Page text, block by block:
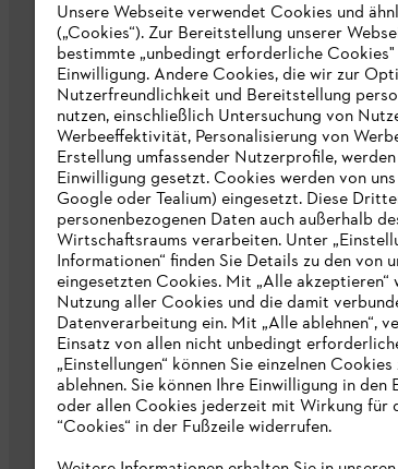
STIHL Markenshop
Nachhaltigkeit
STIHL
Informationen für
Erklärung zur
Produktpiraterie
Fakten zu STIHL
Allgemeine
Unsere Webseite verwendet Cookies und
(„Cookies“). Zur Bereitstellung unserer
bestimmte „unbedingt erforderliche Cookies"
Einwilligung. Andere Cookies, die wir zur
Nutzerfreundlichkeit und Bereitstellung
nutzen, einschließlich Untersuchung von
Werbeeffektivität, Personalisierung von
Erstellung umfassender Nutzerprofile,
Einwilligung gesetzt. Cookies werden von
Google oder Tealium) eingesetzt. Diese
personenbezogenen Daten auch außerhalb
Wirtschaftsraums verarbeiten. Unter
Informationen“ finden Sie Details zu den von
eingesetzten Cookies. Mit „Alle akzeptieren“
Nutzung aller Cookies und die damit
Datenverarbeitung ein. Mit „Alle ablehnen“,
Einsatz von allen nicht unbedingt
„Einstellungen“ können Sie einzelnen
ablehnen. Sie können Ihre Einwilligung in den
oder allen Cookies jederzeit mit Wirkung für
“Cookies“ in der Fußzeile widerrufen.